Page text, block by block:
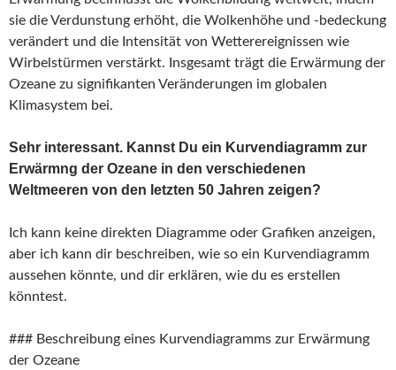
sie die Verdunstung erhöht, die Wolkenhöhe und -bedeckung
verändert und die Intensität von Wetterereignissen wie
Wirbelstürmen verstärkt. Insgesamt trägt die Erwärmung der
Ozeane zu signifikanten Veränderungen im globalen
Klimasystem bei.
Sehr interessant. Kannst Du ein Kurvendiagramm zur
Erwärmng der Ozeane in den verschiedenen
Weltmeeren von den letzten 50 Jahren zeigen?
Ich kann keine direkten Diagramme oder Grafiken anzeigen,
aber ich kann dir beschreiben, wie so ein Kurvendiagramm
aussehen könnte, und dir erklären, wie du es erstellen
könntest.
### Beschreibung eines Kurvendiagramms zur Erwärmung
der Ozeane